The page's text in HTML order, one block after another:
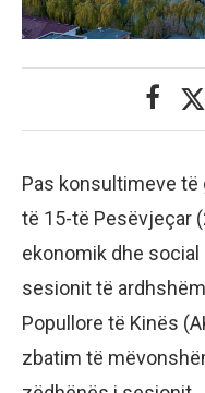
Pas konsultimeve të
të 15-të Pesëvjeçar
ekonomik dhe social
sesionit të
Popullore të Kinës
zbatim të